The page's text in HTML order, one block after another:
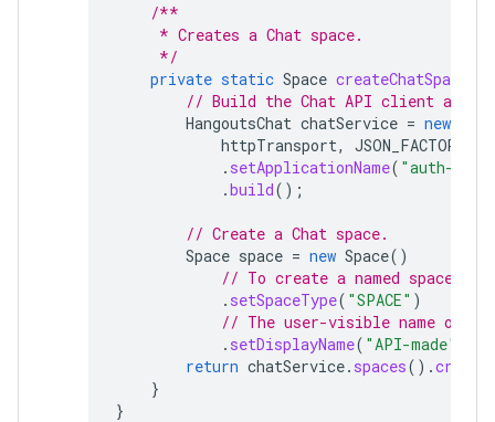
/**
     * Creates a Chat space.
     */
private static Space createChatSpace
// Build the Chat API client and
HangoutsChat chatService = new
httpTransport, JSON_FACTORY
. setApplicationName( "auth-
.build();
// Create a Chat space.
Space space = new Space()
// To create a named space, set
. setSpaceType( "SPACE" )
// The user-visible name of
. setDisplayName( "API-made"
return chatService. spaces().create
}
}